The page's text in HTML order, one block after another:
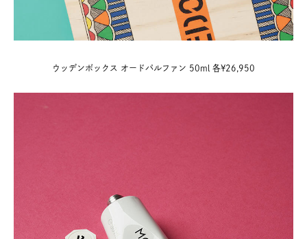
ウッデンボックス オードパルファン 50ml 各¥26,950